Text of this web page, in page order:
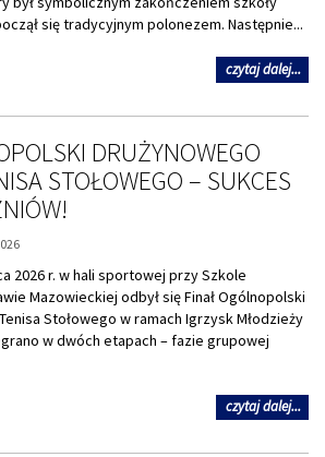
się tradycyjnym polonezem. Następnie...
czytaj dalej...
DRUŻYNOWEGO
STOŁOWEGO – SUKCES
2026 r. w hali sportowej przy Szkole
Mazowieckiej odbył się Finał Ogólnopolski
Stołowego w ramach Igrzysk Młodzieży
w dwóch etapach – fazie grupowej
czytaj dalej...